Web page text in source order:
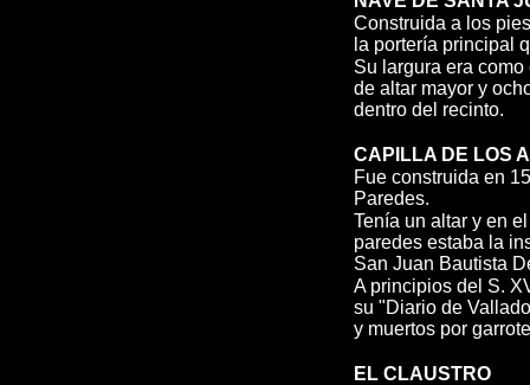
Construida a los
la portería principal
Su largura era
de altar mayor y
dentro del recinto.
CAPILLA DE LOS
Fue construida en
Paredes.
Tenía un altar y en
paredes estaba la
San Juan Bautista
A principios del S.
su "Diario de
y muertos por
EL CLAUSTRO